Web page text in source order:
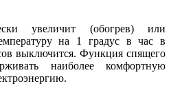
увеличит (обогрев) или
на 1 градус в час в
выключится. Функция спящего
наиболее комфортную